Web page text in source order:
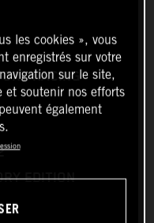
RACING
EDITION
les cookies », vous
enregistrés sur votre
sur le site,
et soutenir nos efforts
également